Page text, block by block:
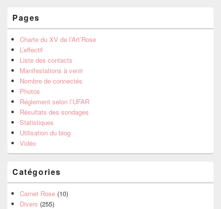
Pages
Charte du XV de l’Art’Rose
L’effectif
Liste des contacts
Manifestations à venir
Nombre de connectés
Photos
Réglement selon l’UFAR
Résultats des sondages
Statistiques
Utilisation du blog
Vidéo
Catégories
Carnet Rose (10)
Divers (255)